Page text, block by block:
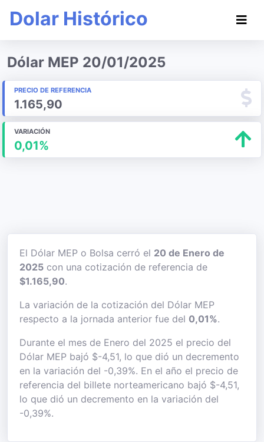
Dolar Histórico
Dólar MEP 20/01/2025
PRECIO DE REFERENCIA
1.165,90
VARIACIÓN
0,01%
El Dólar MEP o Bolsa cerró el 20 de Enero de
2025 con una cotización de referencia de
$1.165,90.
La variación de la cotización del Dólar MEP
respecto a la jornada anterior fue del 0,01%.
Durante el mes de Enero del 2025 el precio del
Dólar MEP bajó $-4,51, lo que dió un decremento
en la variación del -0,39%. En el año el precio de
referencia del billete norteamericano bajó $-4,51,
lo que dió un decremento en la variación del
-0,39%.